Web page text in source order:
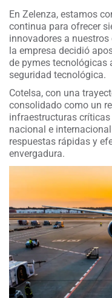
En Zelenza, estamos
continua para ofrecer
innovadores a
la empresa decidió
de pymes tecnológicas
seguridad tecnológica.
Cotelsa, con una
consolidado como un
infraestructuras
nacional e
respuestas rápidas y
envergadura.